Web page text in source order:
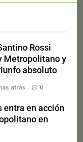
Rossi
Metropolitano y
absoluto
atrás 0
entra en acción
en